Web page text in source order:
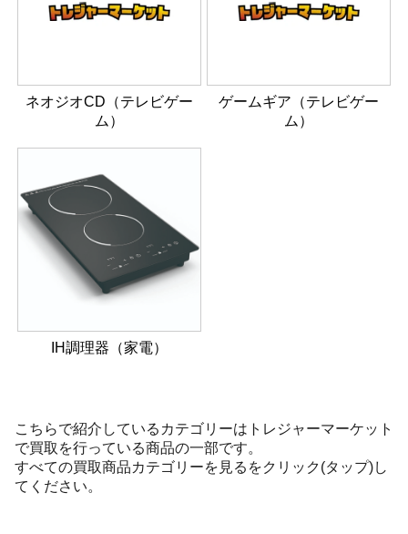
ネオジオCD（テレビゲー
ム）
ゲームギア（テレビゲー
ム）
IH調理器（家電）
こちらで紹介しているカテゴリーはトレジャーマーケット
で買取を行っている商品の一部です。
すべての買取商品カテゴリーを見るをクリック(タップ)し
てください。